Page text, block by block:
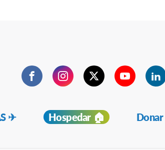
FacebookInstagramTwitterYouTube
✈︎ Hospedar 🏠 Donar